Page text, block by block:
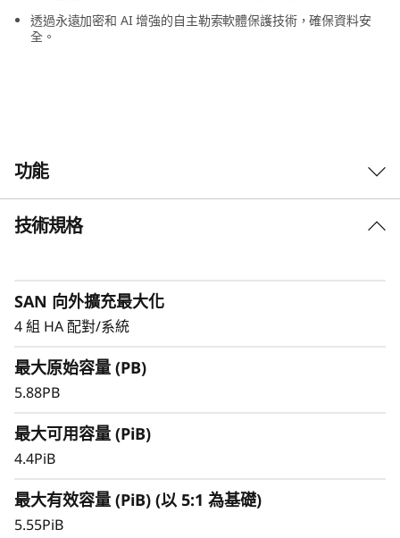
儲
存
陣
透過永遠加密和 AI 增強的自主勒索軟體保護技術，確保資料安
全。
功能
卓越的效能、效率與可用性
虛擬化應用程式、關鍵任務資料庫及其他以 SAN
為基礎的工作負載。
ThinkSystem DS 系列支援大規模 SAN 環境，提
供更佳的有效儲存容量，維持高資料可用性，並透
技術規格
SAN 向外擴充最大化
4 組 HA 配對/系統
最大原始容量 (PB)
5.88PB
最大可用容量 (PiB)
4.4PiB
最大有效容量 (PiB) (以 5:1 為基礎)
5.55PiB